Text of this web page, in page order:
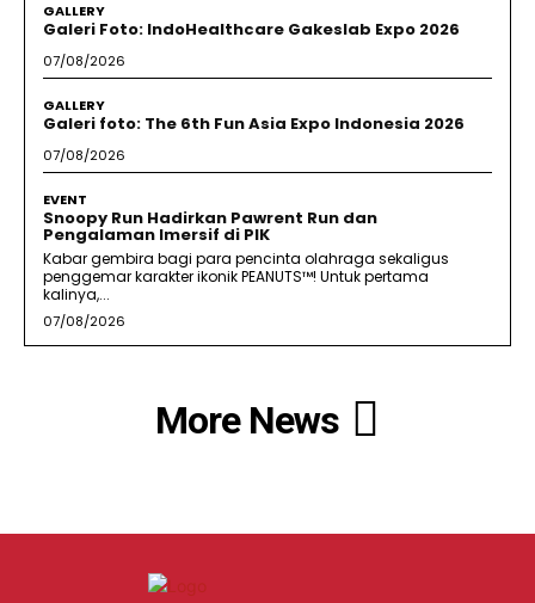
GALLERY
Galeri Foto: IndoHealthcare Gakeslab Expo 2026
07/08/2026
GALLERY
Galeri foto: The 6th Fun Asia Expo Indonesia 2026
07/08/2026
EVENT
Snoopy Run Hadirkan Pawrent Run dan
Pengalaman Imersif di PIK
Kabar gembira bagi para pencinta olahraga sekaligus
penggemar karakter ikonik PEANUTS™! Untuk pertama
kalinya,...
07/08/2026
More News